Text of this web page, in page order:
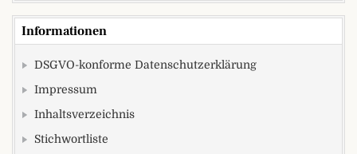
Informationen
DSGVO-konforme Datenschutzerklärung
Impressum
Inhaltsverzeichnis
Stichwortliste